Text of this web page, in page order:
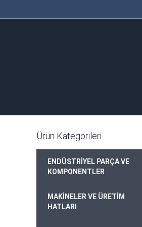
Ürün Kategorileri
ENDÜSTRİYEL PARÇA VE
KOMPONENTLER
MAKİNELER VE ÜRETİM
HATLARI